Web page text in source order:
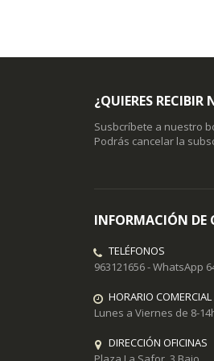
¿QUIERES RECIBIR
Susbcríbete a nuestro
Podrás cancelar la
INFORMACIÓN DE
TELÉFONOS
963121656 - WhatsApp
HORARIO COMERCIAL
Lunes a Viernes de 8-
DIRECCIÓN OFICINAS